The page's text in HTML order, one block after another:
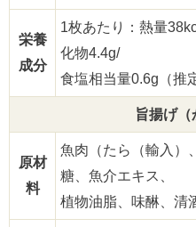
栄養
成分
1枚あたり：熱量
化物4.4g/
食塩相当量0.6g（推
旨揚げ（
原材
料
魚肉（たら（輸入）
糖、魚介エキス、
植物油脂、味醂、清